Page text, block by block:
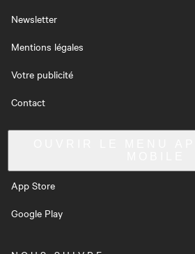
Newsletter
Mentions légales
Votre publicité
Contact
App Store
Google Play